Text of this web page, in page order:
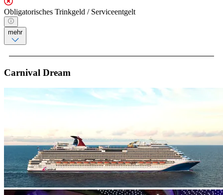
Obligatorisches Trinkgeld / Serviceentgelt
mehr
Carnival Dream